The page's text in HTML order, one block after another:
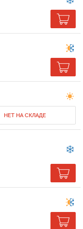
НЕТ НА СКЛАДЕ